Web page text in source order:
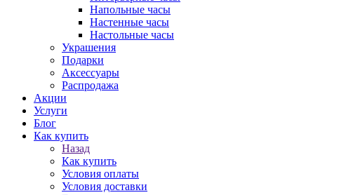
Напольные часы
Настенные часы
Настольные часы
Украшения
Подарки
Аксессуары
Распродажа
Акции
Услуги
Блог
Как купить
Назад
Как купить
Условия оплаты
Условия доставки